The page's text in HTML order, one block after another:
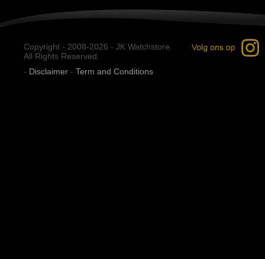
Copyright - 2008-2026 - JK Watchstore.
All Rights Reserved.
- Disclaimer - Term and Conditions